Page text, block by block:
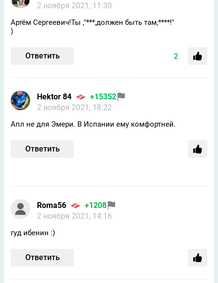
2 ноября 2021, 11:30
Артём Сергеевич!Ты ,"***,должен быть там,****!"
)
Ответить 2
Hektor 84
+15352
2 ноября 2021, 18:22
Апл не для Эмери. В Испании ему комфортней.
Ответить
Roma56
+1208
2 ноября 2021, 14:16
гуд ибенин :)
Ответить